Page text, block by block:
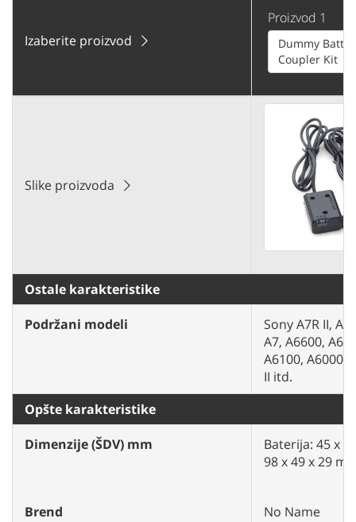
Izaberite proizvod
Proizvod 1
Dummy
Coupler Kit
Slike proizvoda
Ostale karakteristike
Podržani modeli
Sony A7R II,
A7, A6600,
A6100, A6000,
II itd.
Opšte karakteristike
Dimenzije (ŠDV) mm
Brend
Baterija: 45 x
98 x 49 x 29
No Name